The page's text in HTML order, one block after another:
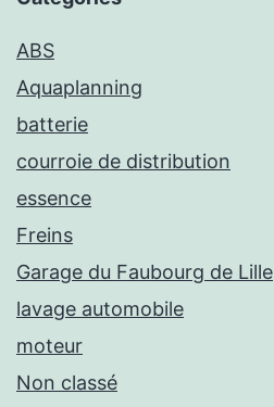
ABS
Aquaplanning
batterie
courroie de distribution
essence
Freins
Garage du Faubourg de Lille
lavage automobile
moteur
Non classé